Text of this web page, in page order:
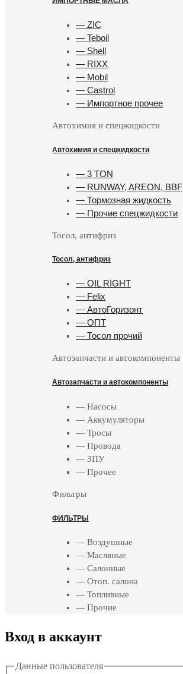
— ZIC
— Teboil
— Shell
— RIXX
— Mobil
— Castrol
— Импортное прочее
Автохимия и спецжидкости
Автохимия и спецжидкости
— 3 TON
— RUNWAY, AREON, BBF
— Тормозная жидкость
— Прочие спецжидкости
Тосол, антифриз
Тосол, антифриз
— OIL RIGHT
— Felix
— АвтоГоризонт
— ОПТ
— Тосол прочий
Автозапчасти и автокомпоненты
Автозапчасти и автокомпоненты
— Насосы
— Аккумуляторы
— Тросы
— Провода
— ЗПУ
— Прочее
Фильтры
ФИЛЬТРЫ
— Воздушные
— Масляные
— Салонные
— Отоп. салона
— Топливные
— Прочие
Вход в аккаунт
Данные пользователя